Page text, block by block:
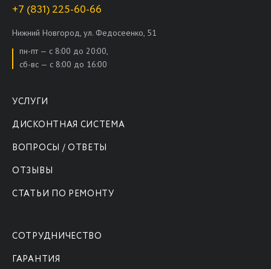
+7 (831) 225-60-66
Нижний Новгород, ул. Федосеенко, 51
пн-пт — с 8:00 до 20:00,
сб-вс — с 8:00 до 16:00
УСЛУГИ
ДИСКОНТНАЯ СИСТЕМА
ВОПРОСЫ / ОТВЕТЫ
ОТЗЫВЫ
СТАТЬИ ПО РЕМОНТУ
СОТРУДНИЧЕСТВО
ГАРАНТИЯ